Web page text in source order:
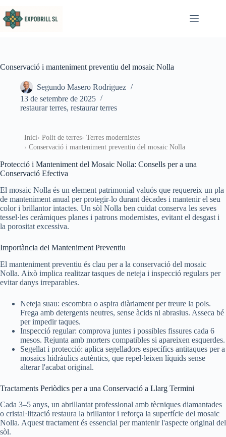
Conservació i manteniment preventiu del mosaic Nolla
Segundo Masero Rodriguez
13 de setembre de 2025
restaurar terres, restaurar terres
Inici Polit de terres
Terres modernistes
Conservació i manteniment preventiu del mosaic Nolla
Protecció i Manteniment del Mosaic Nolla: Consells per a una
Conservació Efectiva
El mosaic Nolla és un element patrimonial valuós que requereix un pla
de manteniment anual per protegir-lo durant dècades i mantenir el seu
color i brillantor intactes. Un sòl Nolla ben cuidat conserva les seves
tessel·les ceràmiques planes i patrons modernistes, evitant el desgast i
la porositat excessiva.
Importància del Manteniment Preventiu
El manteniment preventiu és clau per a la conservació del mosaic
Nolla. Això implica realitzar tasques de neteja i inspecció regulars per
evitar danys irreparables.
Neteja suau: escombra o aspira diàriament per treure la pols.
Frega amb detergents neutres, sense àcids ni abrasius. Asseca bé
per impedir taques.
Inspecció regular: comprova juntes i possibles fissures cada 6
mesos. Rejunta amb morters compatibles si apareixen esquerdes.
Segellat i protecció: aplica segelladors específics antitaques per a
mosaics hidràulics autèntics, que repel·leixen líquids sense
alterar l'acabat original.
Tractaments Periòdics per a una Conservació a Llarg Termini
Cada 3–5 anys, un abrillantat professional amb tècniques diamantades
o cristal·lització restaura la brillantor i reforça la superfície del mosaic
Nolla. Aquest tractament és essencial per mantenir l'aspecte original del
sòl.